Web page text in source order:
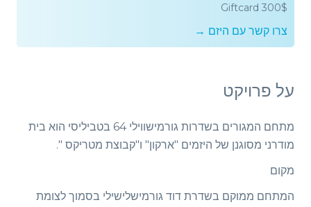
Giftcard 300$
צרו קשר עם היזם →
על פרויקט
מתחם המגורים בשדרות גורמישווילי 64 בטביליסי הוא בית
מודרני מסוגנן של היזמים "ארקון" ו"קבוצת מטריקס ".
מקום
המתחם ממוקם בשדרת דוד גורמישלישילי בסמוך לצומת